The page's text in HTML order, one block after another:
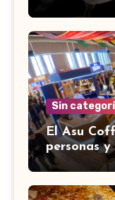
Sin
El Asu
personas